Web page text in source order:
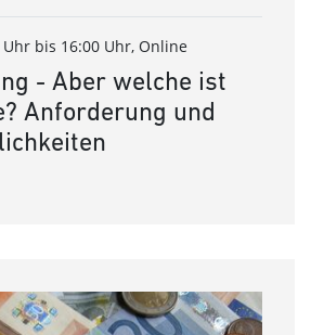
Uhr bis 16:00 Uhr, Online
- Aber welche ist
Anforderung und